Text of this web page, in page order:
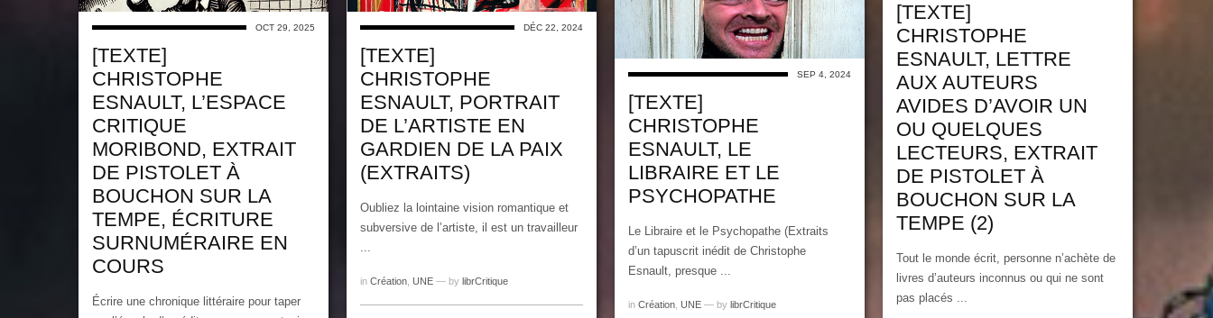
[TEXTE]
CHRISTOPHE
ESNAULT, LETTRE
AUX AUTEURS
AVIDES D’AVOIR UN
OU QUELQUES
LECTEURS, EXTRAIT
DE PISTOLET À
BOUCHON SUR LA
TEMPE (2)
Tout le monde écrit, personne n’achète de
livres d’auteurs inconnus ou qui ne sont
pas placés ...
OCT 29, 2025
[TEXTE]
CHRISTOPHE
ESNAULT, L’ESPACE
CRITIQUE
MORIBOND, EXTRAIT
DE PISTOLET À
BOUCHON SUR LA
TEMPE, ÉCRITURE
SURNUMÉRAIRE EN
COURS
Écrire une chronique littéraire pour taper
DÉC 22, 2024
[TEXTE]
CHRISTOPHE
ESNAULT, PORTRAIT
DE L’ARTISTE EN
GARDIEN DE LA PAIX
(EXTRAITS)
Oubliez la lointaine vision romantique et
subversive de l’artiste, il est un travailleur
...
in Création UNE — by librCritique
SEP 4, 2024
[TEXTE]
CHRISTOPHE
ESNAULT, LE
LIBRAIRE ET LE
PSYCHOPATHE
Le Libraire et le Psychopathe (Extraits
d’un tapuscrit inédit de Christophe
Esnault, presque ...
in Création UNE — by librCritique